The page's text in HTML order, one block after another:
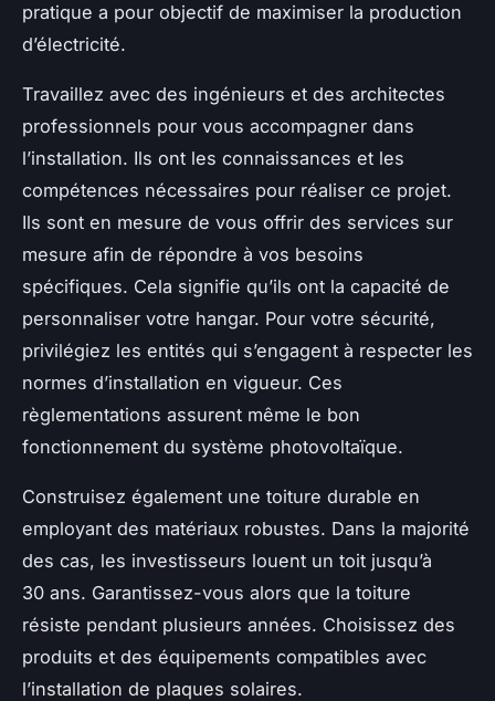
pratique a pour objectif de maximiser la production
d’électricité.
Travaillez avec des ingénieurs et des architectes
professionnels pour vous accompagner dans
l’installation. Ils ont les connaissances et les
compétences nécessaires pour réaliser ce projet.
Ils sont en mesure de vous offrir des services sur
mesure afin de répondre à vos besoins
spécifiques. Cela signifie qu’ils ont la capacité de
personnaliser votre hangar. Pour votre sécurité,
privilégiez les entités qui s’engagent à respecter les
normes d’installation en vigueur. Ces
règlementations assurent même le bon
fonctionnement du système photovoltaïque.
Construisez également une toiture durable en
employant des matériaux robustes. Dans la majorité
des cas, les investisseurs louent un toit jusqu’à
30 ans. Garantissez-vous alors que la toiture
résiste pendant plusieurs années. Choisissez des
produits et des équipements compatibles avec
l’installation de plaques solaires.